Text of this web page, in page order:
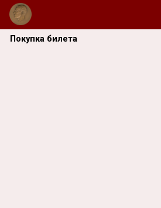
Покупка билета